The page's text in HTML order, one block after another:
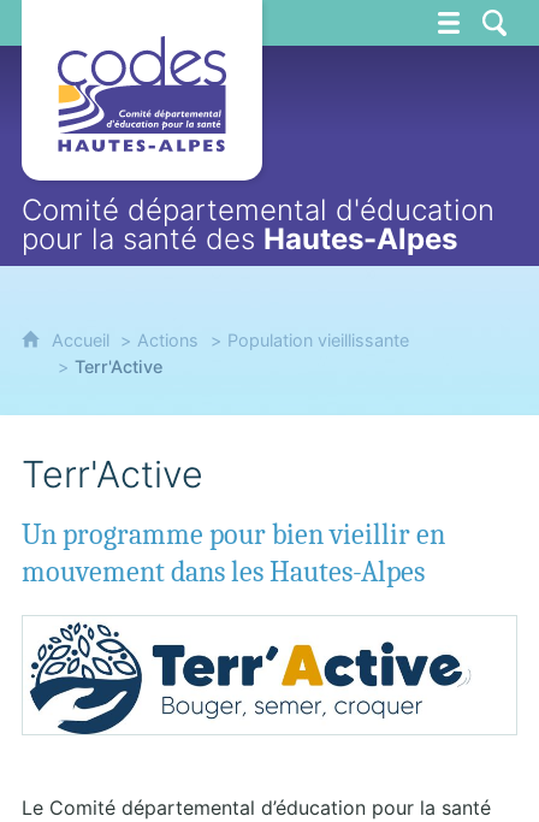
Comité départemental d'éducation
pour la santé des Hautes-Alpes
Accueil Actions
Population vieillissante
Terr'Active
Terr'Active
Un programme pour bien vieillir en
mouvement dans les Hautes-Alpes
Le Comité départemental d’éducation pour la santé